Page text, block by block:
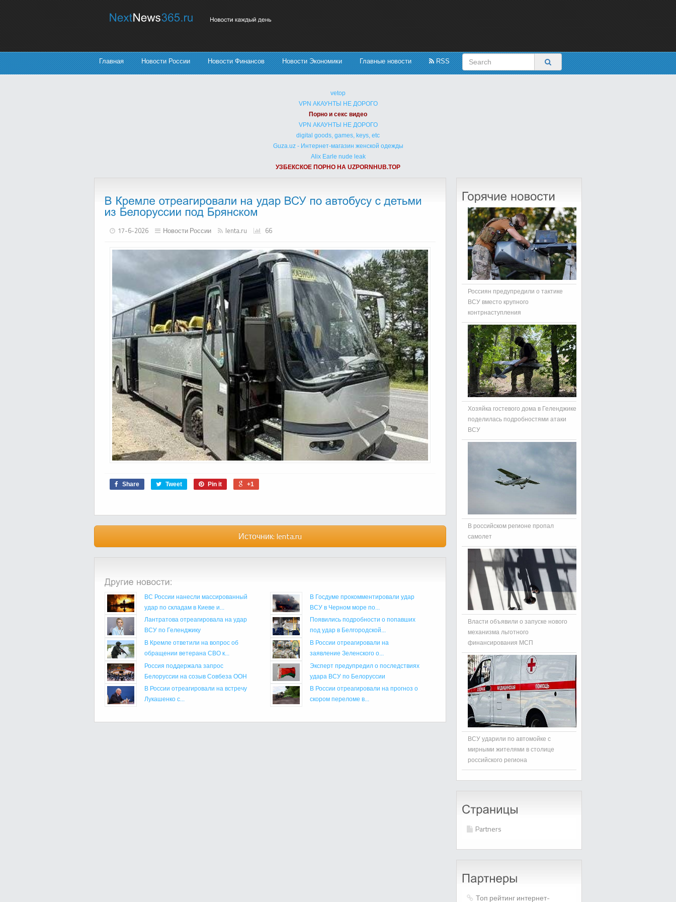
Главная Новости России Новости Финансов Новости Экономики Главные новости RSS
vetop
VPN АКАУНТЫ НЕ ДОРОГО
Порно и секс видео
VPN АКАУНТЫ НЕ ДОРОГО
digital goods, games, keys, etc
Guza.uz - Интернет-магазин женской одежды
Alix Earle nude leak
УЗБЕКСКОЕ ПОРНО НА UZPORNHUB.TOP
17-6-2026 Новости России lenta.ru 66
Share Tweet Pin it +1
Источник: lenta.ru
ВС России нанесли массированный
удар по складам в Киеве и...
В Госдуме прокомментировали удар
ВСУ в Черном море по...
Лантратова отреагировала на удар
ВСУ по Геленджику
Появились подробности о попавших
под удар в Белгородской...
В Кремле ответили на вопрос об
обращении ветерана СВО к...
В России отреагировали на
заявление Зеленского о...
Россия поддержала запрос
Белоруссии на созыв Совбеза ООН
Эксперт предупредил о последствиях
удара ВСУ по Белоруссии
В России отреагировали на встречу
Лукашенко с...
В России отреагировали на прогноз о
скором переломе в...
Россиян предупредили о тактике
ВСУ вместо крупного
контрнаступления
Хозяйка гостевого дома в Геленджике
поделилась подробностями атаки
ВСУ
В российском регионе пропал
самолет
Власти объявили о запуске нового
механизма льготного
финансирования МСП
ВСУ ударили по автомойке с
мирными жителями в столице
российского региона
Partners
Топ рейтинг интернет-